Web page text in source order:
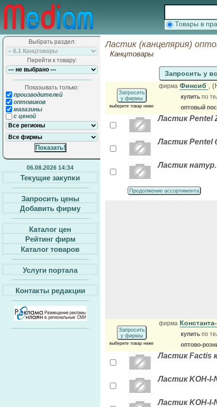
Товары в
Выбрать раздел:
Перейти к товару:
Показывать только:
производителей
оптовиков
магазины
с ценой
06.08.2026 14:34
Текущие закупки
Запросить цены
Добавить фирму
Каталог цен
Рейтинг фирм
Каталог товаров
Услуги портала
Контакты редакции
Ластик (канцелярия)
Канцтовары
Запросить у
Запросить
у фирмы
выберите товар ниже
фирма Финсиб ,
купить по
оптовый
Ластик Pentel
Ластик Pentel
Ластик натур.
Продолжение ассортимента
Запросить
у фирмы
выберите товар ниже
фирма
купить по
оптово-
Ластик Factis
Ластик KOH-I-
Ластик KOH-I-